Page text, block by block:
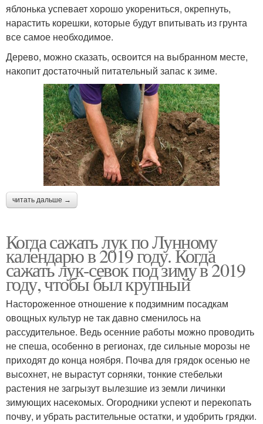
яблонька успевает хорошо укорениться, окрепнуть,
нарастить корешки, которые будут впитывать из грунта
все самое необходимое.
Дерево, можно сказать, освоится на выбранном месте,
накопит достаточный питательный запас к зиме.
читать дальше →
Когда сажать лук по Лунному
календарю в 2019 году. Когда
сажать лук-севок под зиму в 2019
году, чтобы был крупный
Настороженное отношение к подзимним посадкам
овощных культур не так давно сменилось на
рассудительное. Ведь осенние работы можно проводить
не спеша, особенно в регионах, где сильные морозы не
приходят до конца ноября. Почва для грядок осенью не
высохнет, не вырастут сорняки, тонкие стебельки
растения не загрызут вылезшие из земли личинки
зимующих насекомых. Огородники успеют и перекопать
почву, и убрать растительные остатки, и удобрить грядки.